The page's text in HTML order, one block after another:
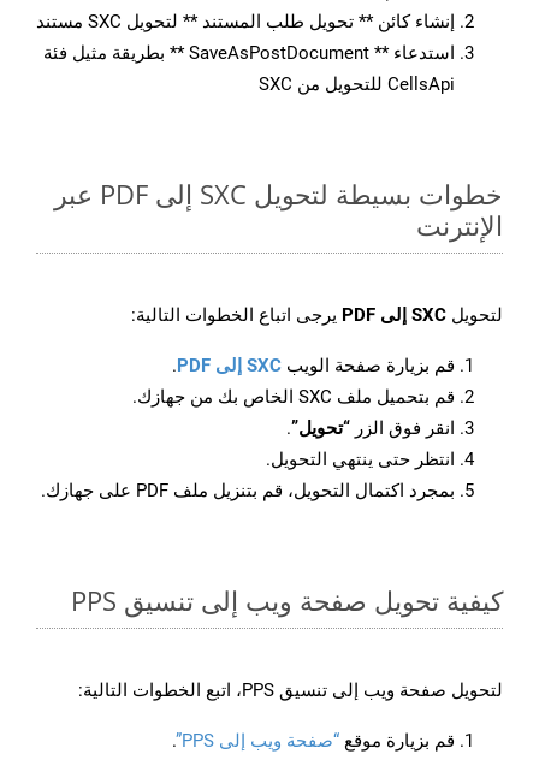
إنشاء كائن ** تحويل طلب المستند ** لتحويل SXC مستند
استدعاء ** SaveAsPostDocument ** بطريقة مثيل فئة
CellsApi للتحويل من SXC
خطوات بسيطة لتحويل SXC إلى PDF عبر
الإنترنت
لتحويل SXC إلى PDF يرجى اتباع الخطوات التالية:
قم بزيارة صفحة الويب SXC إلى PDF
.
قم بتحميل ملف SXC الخاص بك من جهازك.
انقر فوق الزر “تحويل”.
انتظر حتى ينتهي التحويل.
بمجرد اكتمال التحويل، قم بتنزيل ملف PDF على جهازك.
كيفية تحويل صفحة ويب إلى تنسيق PPS
لتحويل صفحة ويب إلى تنسيق PPS، اتبع الخطوات التالية:
قم بزيارة موقع “صفحة ويب إلى PPS”
.